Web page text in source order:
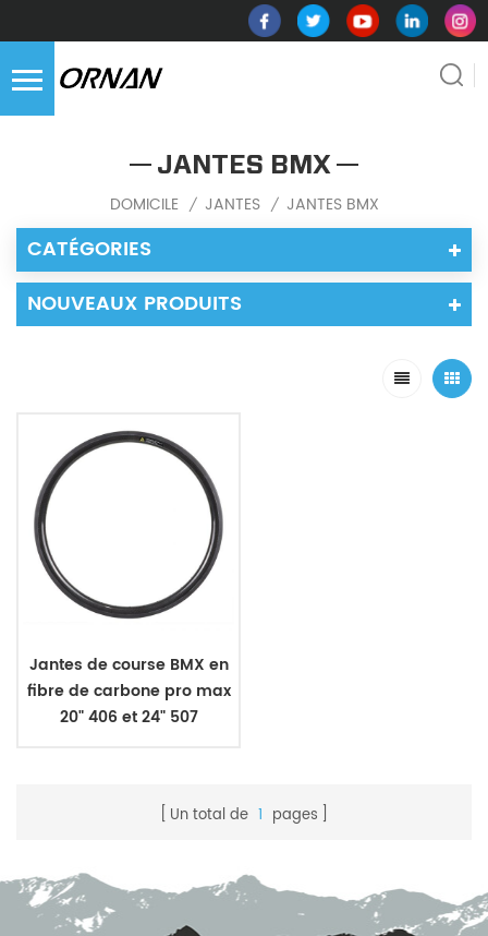
JANTES BMX
DOMICILE / JANTES / JANTES BMX
CATÉGORIES
NOUVEAUX PRODUITS
Jantes de course BMX en
fibre de carbone pro max
20" 406 et 24" 507
Un total de 1 pages